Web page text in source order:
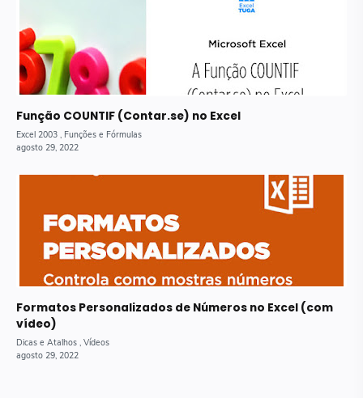
Função COUNTIF (Contar.se) no Excel
Formatos Personalizados de Números no Excel (com
vídeo)